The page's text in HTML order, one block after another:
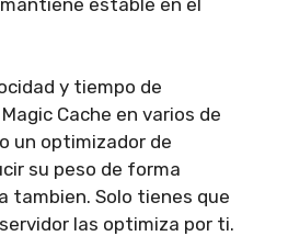
y tiempo de
Cache en varios de
un optimizador de
su peso de forma
Solo tienes que
las optimiza por ti.